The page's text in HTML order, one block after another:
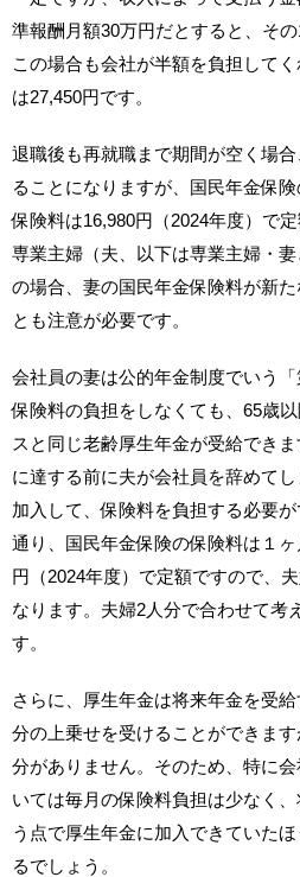
準報酬月額30万円だとすると、その
この場合も会社が半額を負担して
は27,450円です。
退職後も再就職まで期間が空く場
ることになりますが、国民年金保
保険料は16,980円（2024年度）で
専業主婦（夫、以下は専業主婦・
の場合、妻の国民年金保険料が新
とも注意が必要です。
会社員の妻は公的年金制度でいう
保険料の負担をしなくても、65歳
スと同じ老齢厚生年金が受給でき
に達する前に夫が会社員を辞めて
加入して、保険料を負担する必要
通り、国民年金保険の保険料は１
円（2024年度）で定額ですので、
なります。夫婦2人分で合わせて考
す。
さらに、厚生年金は将来年金を受
分の上乗せを受けることができま
分がありません。そのため、特に
いては毎月の保険料負担は少なく
う点で厚生年金に加入できていた
るでしょう。